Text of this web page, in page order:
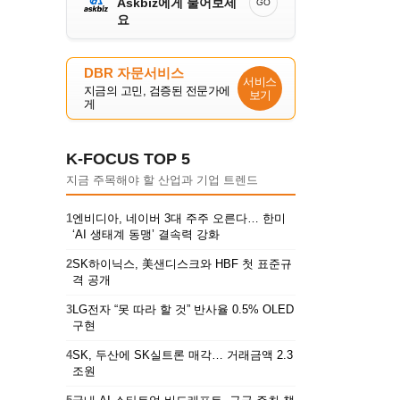
요
GO
DBR 자문서비스
지금의 고민, 검증된 전문가에
게
서비스
보기
K-FOCUS TOP 5
지금 주목해야 할 산업과 기업 트렌드
1엔비디아, 네이버 3대 주주 오른다… 한미
‘AI 생태계 동맹’ 결속력 강화
2SK하이닉스, 美샌디스크와 HBF 첫 표준규
격 공개
3LG전자 “못 따라 할 것” 반사율 0.5% OLED
구현
4SK, 두산에 SK실트론 매각… 거래금액 2.3
조원